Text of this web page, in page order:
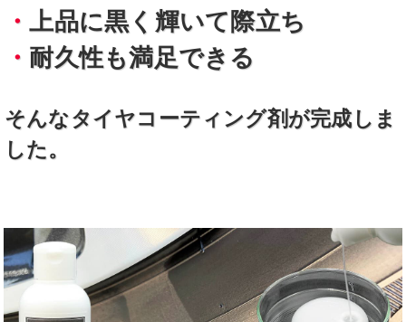
・上品に黒く輝いて際立ち
・ 耐久性も満足できる
そんなタイヤコーティング剤が完成しま
した。